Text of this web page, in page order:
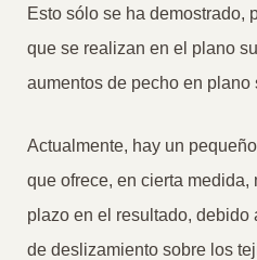
Esto sólo se ha demostrado,
que se realizan en el plano
aumentos de pecho en plano
Actualmente, hay un
que ofrece, en cierta
plazo en el resultado,
de deslizamiento sobre los